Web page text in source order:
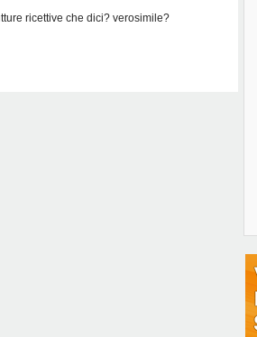
ricettive che dici? verosimile?